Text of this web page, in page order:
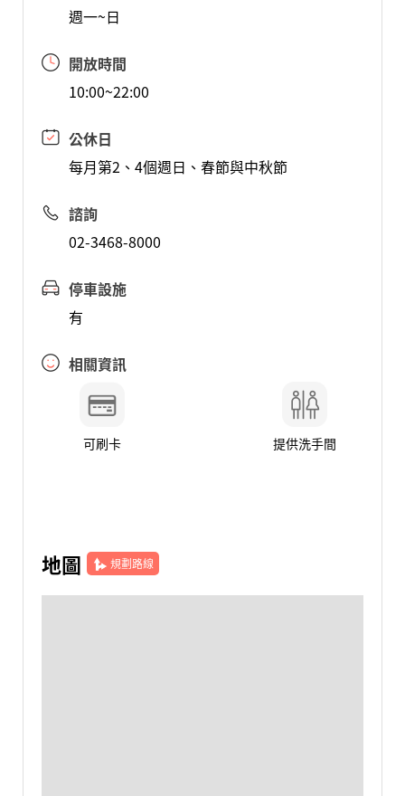
週一~日
開放時間
10:00~22:00
公休日
每月第2、4個週日、春節與中秋節
諮詢
02-3468-8000
停車設施
有
相關資訊
可刷卡 提供洗手間
地圖 規劃路線